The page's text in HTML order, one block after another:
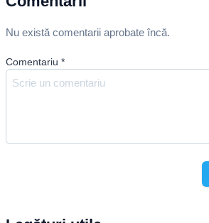
Nu există comentarii aprobate încă.
Comentariu *